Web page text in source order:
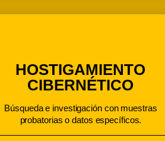
HOSTIGAMIENTO
CIBERNÉTICO
Búsqueda e investigación con muestras
probatorias o datos específicos.